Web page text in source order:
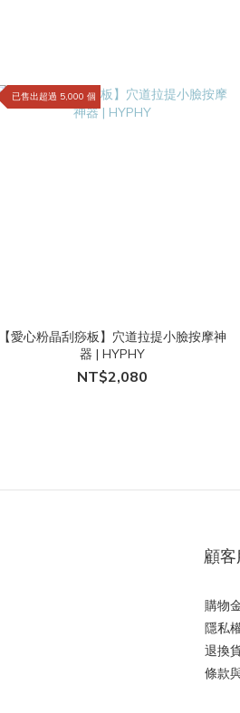
已售出超過 5,000 個
【愛心粉晶刮痧板】穴道拉提小臉按摩神
器 | HYPHY
NT$2,080
顧
購物
隱私
退換
條款